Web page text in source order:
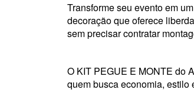
Transforme seu evento em
decoração que oferece
sem precisar contratar
O KIT PEGUE E MONTE do
quem busca economia, estilo